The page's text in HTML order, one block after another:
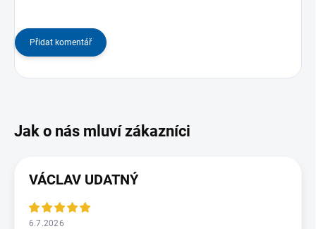
Přidat komentář
VÁCLAV UDATNÝ
6.7.2026